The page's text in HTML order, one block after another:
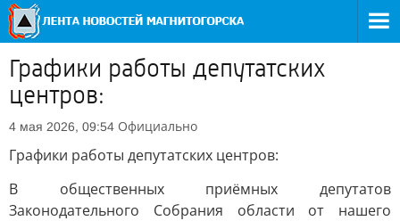
Графики работы депутатских
центров:
4 мая 2026, 09:54 Официально
Графики работы депутатских центров:
В общественных приёмных депутатов
Законодательного Собрания области от нашего